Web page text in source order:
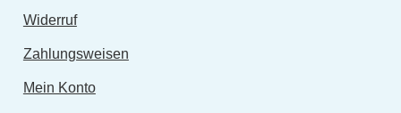
Widerruf
Zahlungsweisen
Mein Konto